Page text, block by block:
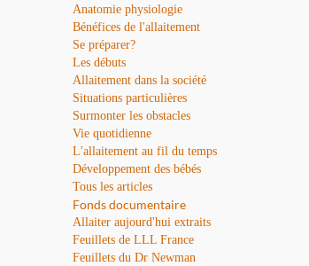
Anatomie physiologie
Bénéfices de l'allaitement
Se préparer?
Les débuts
Allaitement dans la société
Situations particulières
Surmonter les obstacles
Vie quotidienne
L'allaitement au fil du temps
Développement des bébés
Tous les articles
Fonds documentaire
Allaiter aujourd'hui extraits
Feuillets de LLL France
Feuillets du Dr Newman